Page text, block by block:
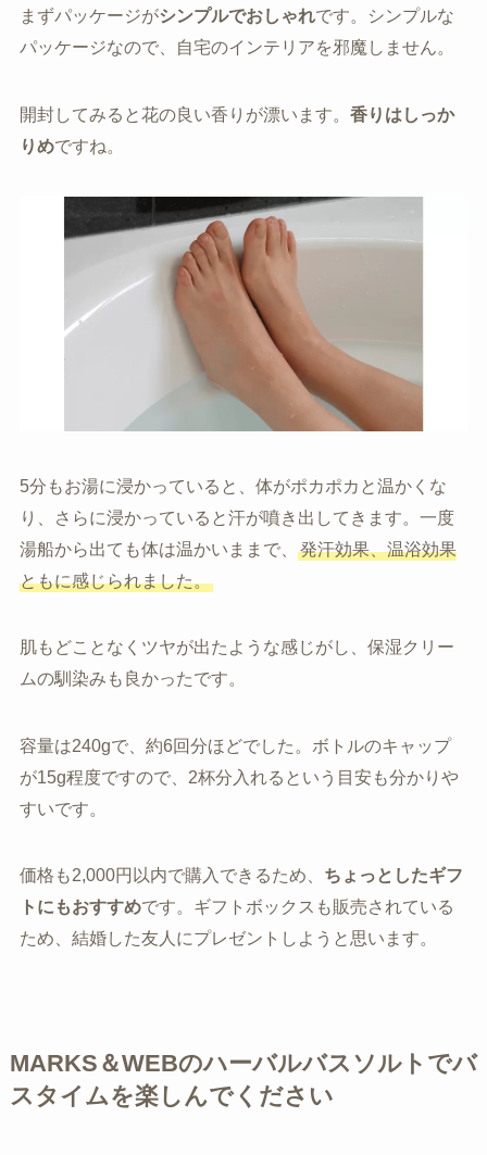
まずパッケージがシンプルでおしゃれです。シンプルな
パッケージなので、自宅のインテリアを邪魔しません。
開封してみると花の良い香りが漂います。 香りはしっか
りめですね。
5分もお湯に浸かっていると、体がポカポカと温かくな
り、さらに浸かっていると汗が噴き出してきます。一度
湯船から出ても体は温かいままで、
発汗効果、温浴効果
ともに感じられました。
肌もどことなくツヤが出たような感じがし、保湿クリー
ムの馴染みも良かったです。
容量は240gで、約6回分ほどでした。ボトルのキャップ
が15g程度ですので、2杯分入れるという目安も分かりや
すいです。
価格も2,000円以内で購入できるため、 ちょっとしたギフ
トにもおすすめです。ギフトボックスも販売されている
ため、結婚した友人にプレゼントしようと思います。
MARKS＆WEBのハーバルバスソルトでバ
スタイムを楽しんでください